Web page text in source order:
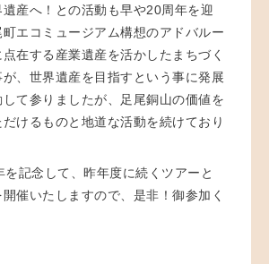
産へ！との活動も早や20周年を迎
エコミュージアム構想のアドバルー
在する産業遺産を活かしたまちづく
が、世界遺産を目指すという事に発展
して参りましたが、足尾銅山の価値を
けるものと地道な活動を続けており
を記念して、昨年度に続くツアーと
催いたしますので、是非！御参加く